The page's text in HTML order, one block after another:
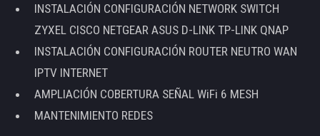
INSTALACIÓN CONFIGURACIÓN NETWORK SWITCH
ZYXEL CISCO NETGEAR ASUS D-LINK TP-LINK QNAP
INSTALACIÓN CONFIGURACIÓN ROUTER NEUTRO WAN
IPTV INTERNET
AMPLIACIÓN COBERTURA SEÑAL WiFi 6 MESH
MANTENIMIENTO REDES